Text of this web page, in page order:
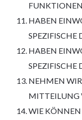
FUNKTIONEN
HABEN
SPEZIFISCHE
HABEN
SPEZIFISCHE
NEHMEN
MITTEILUNG
WIE KÖNNEN